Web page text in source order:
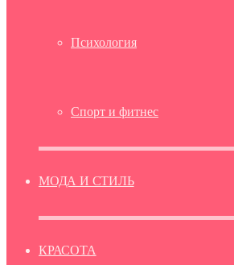
Психология
Спорт и фитнес
МОДА И СТИЛЬ
КРАСОТА